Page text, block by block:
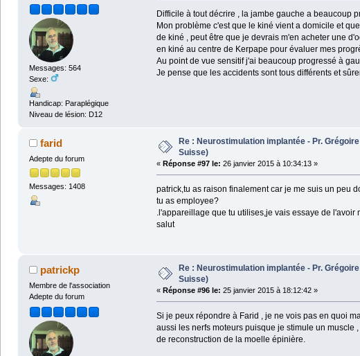
Messages: 564
Sexe:
Handicap: Paraplégique
Niveau de lésion: D12
Difficile à tout décrire , la jambe gauche a beaucoup
Mon problème c'est que le kiné vient a domicile et
de kiné , peut être que je devrais m'en acheter une
en kiné au centre de Kerpape pour évaluer mes
Au point de vue sensitif j'ai beaucoup progressé à
Je pense que les accidents sont tous différents et
farid
Adepte du forum
Messages: 1408
Re : Neurostimulation implantée - Pr.
Suisse)
« Réponse #97 le: 26 janvier 2015 à 10:34:13 »
patrick,tu as raison finalement car je me suis un peu
tu as employee?
.l'appareillage que tu utilises,je vais essaye de l'avoir
salut
patrickp
Membre de l'association
Adepte du forum
Re : Neurostimulation implantée - Pr.
Suisse)
« Réponse #96 le: 25 janvier 2015 à 18:12:42 »
Si je peux répondre à Farid , je ne vois pas en quoi
aussi les nerfs moteurs puisque je stimule un muscle
de reconstruction de la moelle épinière.